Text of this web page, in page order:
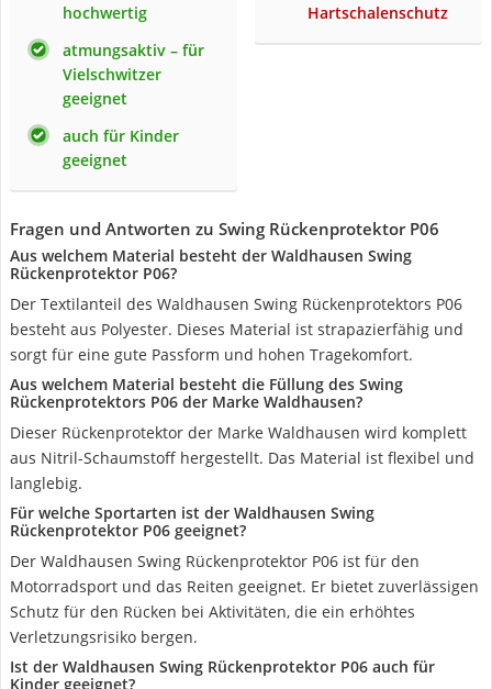
hochwertig
atmungsaktiv – für
Vielschwitzer
geeignet
auch für Kinder
geeignet
Hartschalenschutz
Fragen und Antworten zu Swing Rückenprotektor P06
Aus welchem Material besteht der Waldhausen Swing
Rückenprotektor P06?
Der Textilanteil des Waldhausen Swing Rückenprotektors P06
besteht aus Polyester. Dieses Material ist strapazierfähig und
sorgt für eine gute Passform und hohen Tragekomfort.
Aus welchem Material besteht die Füllung des Swing
Rückenprotektors P06 der Marke Waldhausen?
Dieser Rückenprotektor der Marke Waldhausen wird komplett
aus Nitril-Schaumstoff hergestellt. Das Material ist flexibel und
langlebig.
Für welche Sportarten ist der Waldhausen Swing
Rückenprotektor P06 geeignet?
Der Waldhausen Swing Rückenprotektor P06 ist für den
Motorradsport und das Reiten geeignet. Er bietet zuverlässigen
Schutz für den Rücken bei Aktivitäten, die ein erhöhtes
Verletzungsrisiko bergen.
Ist der Waldhausen Swing Rückenprotektor P06 auch für
Kinder geeignet?